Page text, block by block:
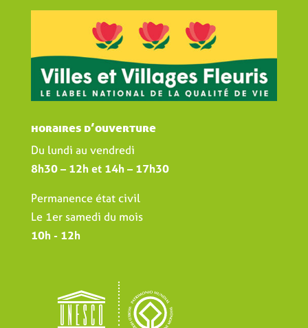
horaires d’ouverture
Du lundi au vendredi
8h30 – 12h et 14h – 17h30
Permanence état civil
Le 1er samedi du mois
10h - 12h